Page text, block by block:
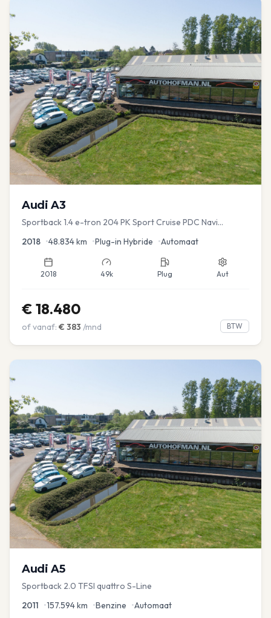
Audi A3
Sportback 1.4 e-tron 204 PK Sport Cruise PDC Navi
2018 •48.834km •Plug-in Hybride •Automaat
2018 49k Plug Aut
€ 18.480
of vanaf: € 383 /mnd BTW
Audi A5
Sportback 2.0 TFSI quattro S-Line
2011 •157.594km •Benzine •Automaat